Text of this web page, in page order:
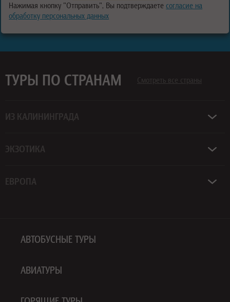
Нажимая кнопку "Отправить", Вы подтверждаете согласие на
обработку персональных данных
ТУРЫ ПО СТРАНАМ Смотреть все страны
ИЗ КАЛИНИНГРАДА
ЭКЗОТИКА
ЕВРОПА
АВТОБУСНЫЕ ТУРЫ
АВИАТУРЫ